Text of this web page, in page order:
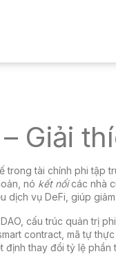
Giải
trong tài chính phi tập
, nó kết nốicác nhà
dịch vụ DeFi, giúp
DAO cấu trúc quản trị
contract mã tự
định thay đổi tỷ lệ